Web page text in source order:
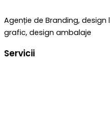
Agenție de Branding,
grafic, design ambalaje
Servicii